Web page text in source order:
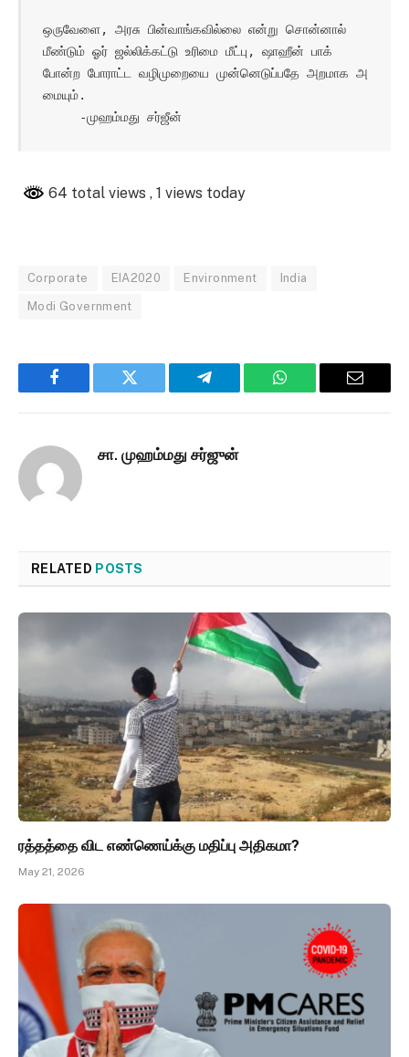
ஒருவேளை, அரசு பின்வாங்கவில்லை என்று சொன்னால்
மீண்டும் ஓர் ஜல்லிக்கட்டு உரிமை மீட்பு, ஷாஹீன் பாக்
போன்ற போராட்ட வழிமுறையை முன்னெடுப்பதே அறமாக அ
மையும்.
     -முஹம்மது சர்ஜீன்
64 total views , 1 views today
Corporate EIA2020 Environment India
Modi Government
Facebook Twitter Telegram WhatsApp Email
சா. முஹம்மது சர்ஜுன்
RELATED POSTS
ரத்தத்தை விட எண்ணெய்க்கு மதிப்பு அதிகமா?
May 21, 2026